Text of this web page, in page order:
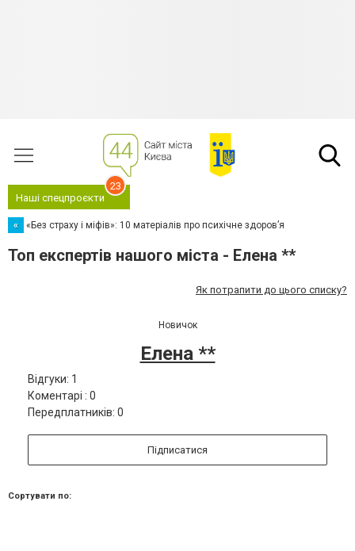
Наші спецпроєкти
23
« «Без страху і міфів»: 10 матеріалів про психічне здоров’я
Топ експертів нашого міста - Елена **
Як потрапити до цього списку?
Новичок
Елена **
Відгуки: 1
Коментарі : 0
Передплатників: 0
Підписатися
Сортувати по: